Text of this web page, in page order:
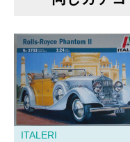
ITALERI